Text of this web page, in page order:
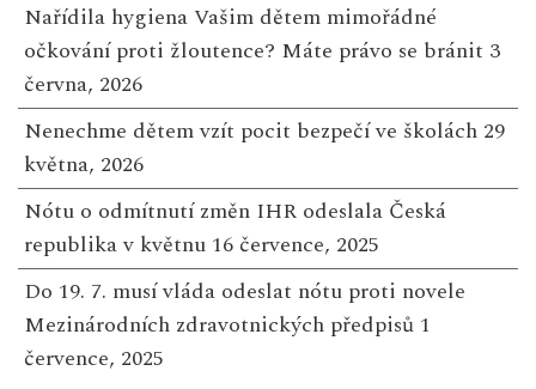
Nařídila hygiena Vašim dětem mimořádné
očkování proti žloutence? Máte právo se bránit 3
června, 2026
Nenechme dětem vzít pocit bezpečí ve školách 29
května, 2026
Nótu o odmítnutí změn IHR odeslala Česká
republika v květnu 16 července, 2025
Do 19. 7. musí vláda odeslat nótu proti novele
Mezinárodních zdravotnických předpisů 1
července, 2025